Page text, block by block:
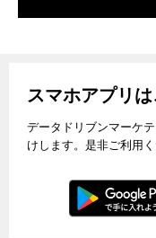
スマホアプリ
データドリブンマーケ
けします。是非ご利用く